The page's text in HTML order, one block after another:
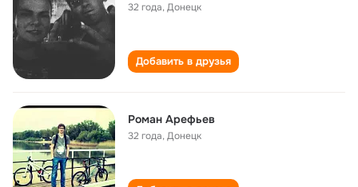
32 года,Донецк
Добавить в друзья
Роман Арефьев
32 года,Донецк